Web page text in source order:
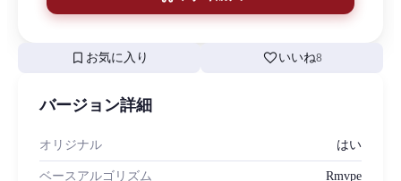
bookmark お気に入り favoriteいいね8
バージョン詳細
オリジナル はい
ベースアルゴリズム Rmvpe